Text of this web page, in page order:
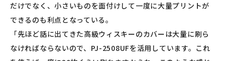
だけでなく、小さいものを面付けして一度に大量プリントが
できるのも利点となっている。
「先ほど話に出てきた高級ウィスキーのカバーは大量に刷ら
なければならないので、PJ-2508UFを活用しています。これ